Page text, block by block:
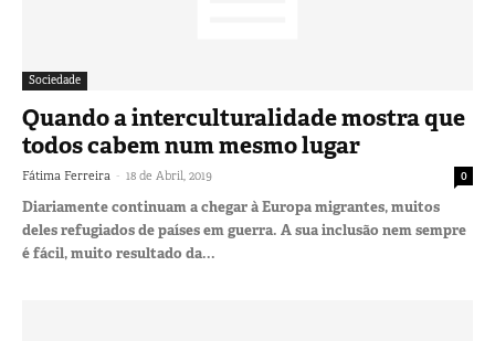
Sociedade
Quando a interculturalidade mostra que
todos cabem num mesmo lugar
Fátima Ferreira - 18 de Abril, 2019 0
Diariamente continuam a chegar à Europa migrantes, muitos
deles refugiados de países em guerra. A sua inclusão nem sempre
é fácil, muito resultado da...